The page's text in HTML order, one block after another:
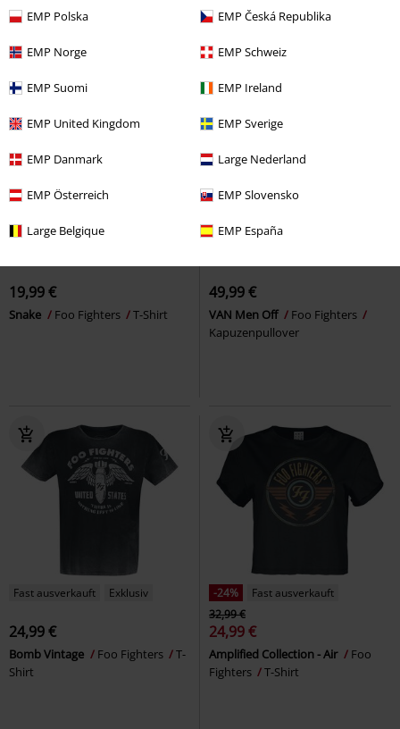
EMP Polska EMP Česká Republika
EMP Norge EMP Schweiz
EMP Suomi EMP Ireland
EMP United Kingdom EMP Sverige
EMP Danmark Large Nederland
EMP Österreich EMP Slovensko
Large Belgique EMP España
19,99 €
Snake Foo Fighters T-Shirt
49,99 €
VAN Men Off
Foo Fighters
Kapuzenpullover
Fast ausverkauft Exklusiv
24,99 €
Bomb Vintage Foo Fighters
T-
Shirt
-24%
Fast ausverkauft
32,99 €
24,99 €
Amplified Collection - Air
Foo
Fighters
T-Shirt